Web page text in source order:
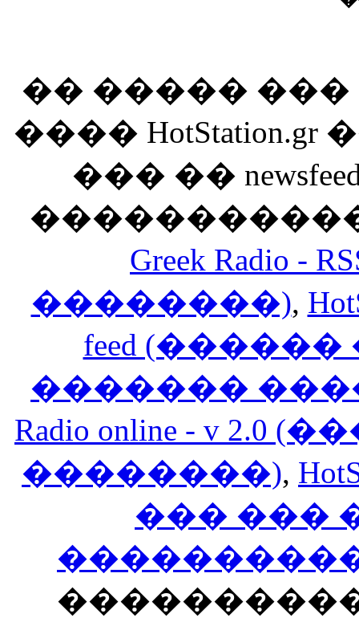
�� �����
����
��� ��
Greek Radio
��������),
feed
�������
Radio online - v
��������),
��� ���